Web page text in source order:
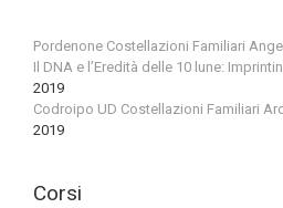
Pordenone Costellazioni Familiari
Il DNA e l’Eredità delle 10 lune:
2019
Codroipo UD Costellazioni Familiari
2019
Corsi